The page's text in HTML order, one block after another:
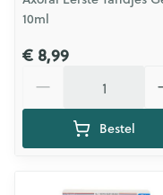
10ml
€ 8,99
Bestel